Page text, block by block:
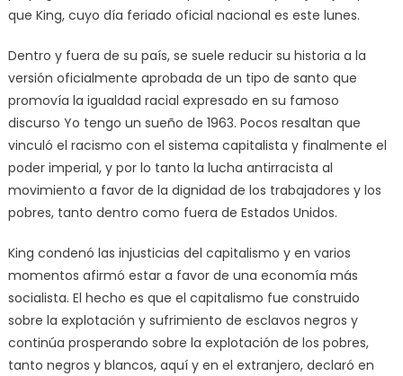
que King, cuyo día feriado oficial nacional es este lunes.
Dentro y fuera de su país, se suele reducir su historia a la
versión oficialmente aprobada de un tipo de santo que
promovía la igualdad racial expresado en su famoso
discurso Yo tengo un sueño de 1963. Pocos resaltan que
vinculó el racismo con el sistema capitalista y finalmente el
poder imperial, y por lo tanto la lucha antirracista al
movimiento a favor de la dignidad de los trabajadores y los
pobres, tanto dentro como fuera de Estados Unidos.
King condenó las injusticias del capitalismo y en varios
momentos afirmó estar a favor de una economía más
socialista. El hecho es que el capitalismo fue construido
sobre la explotación y sufrimiento de esclavos negros y
continúa prosperando sobre la explotación de los pobres,
tanto negros y blancos, aquí y en el extranjero, declaró en